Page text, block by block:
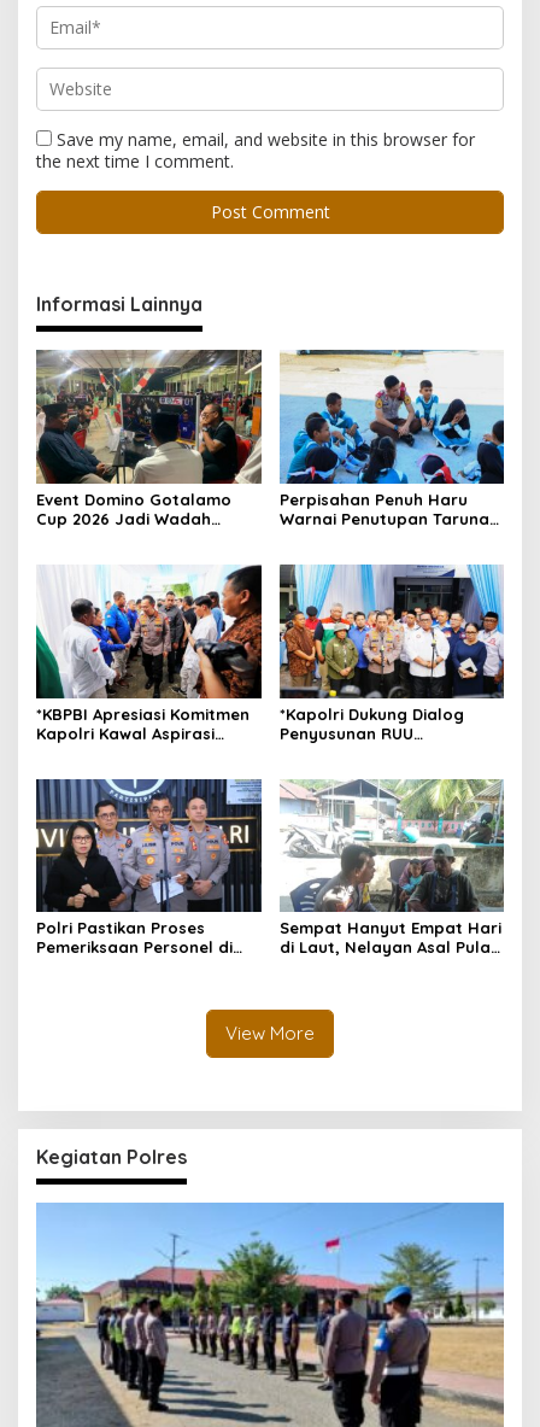
Save my name, email, and website in this browser for
the next time I comment.
Informasi Lainnya
Event Domino Gotalamo
Cup 2026 Jadi Wadah
Morotai
Perpisahan Penuh Haru
Warnai Penutupan Taruna
*KBPBI Apresiasi Komitmen
Kapolri Kawal Aspirasi
*Kapolri Dukung Dialog
Penyusunan RUU
Polri Pastikan Proses
Pemeriksaan Personel di
Sempat Hanyut Empat Hari
di Laut, Nelayan Asal Pulau
Utara
View More
Kegiatan Polres